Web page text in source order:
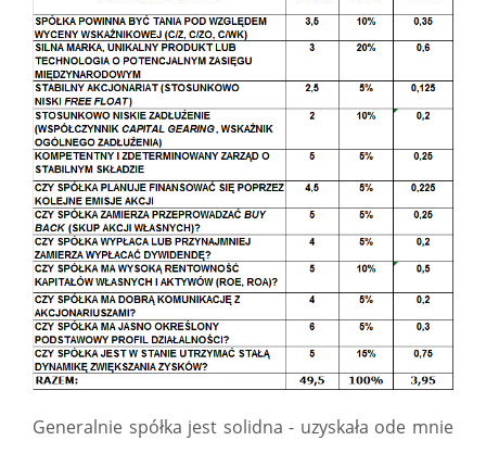
Generalnie spółka jest solidna - uzyskała ode mnie